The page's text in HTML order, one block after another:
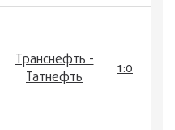
Транснефть -
Татнефть
1:0